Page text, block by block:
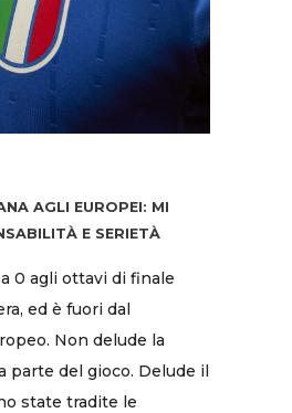
AGLI EUROPEI: MI
E SERIETÀ
0 agli ottavi di finale
ed è fuori dal
Non delude la
parte del gioco. Delude il
state tradite le